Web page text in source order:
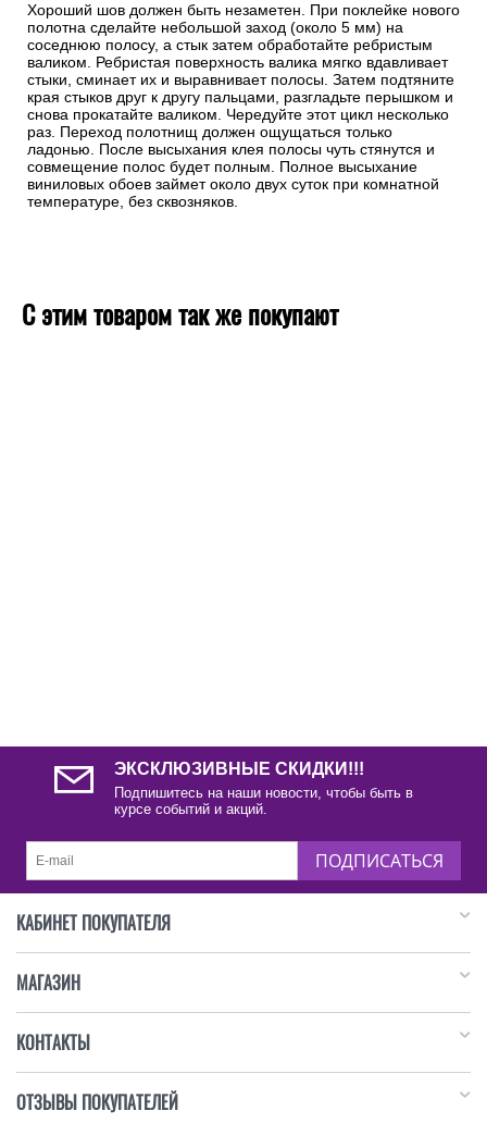
Хороший шов должен быть незаметен. При поклейке нового
полотна сделайте небольшой заход (около 5 мм) на
соседнюю полосу, а стык затем обработайте ребристым
валиком. Ребристая поверхность валика мягко вдавливает
стыки, сминает их и выравнивает полосы. Затем подтяните
края стыков друг к другу пальцами, разгладьте перышком и
снова прокатайте валиком. Чередуйте этот цикл несколько
раз. Переход полотнищ должен ощущаться только
ладонью. После высыхания клея полосы чуть стянутся и
совмещение полос будет полным. Полное высыхание
виниловых обоев займет около двух суток при комнатной
температуре, без сквозняков.
С этим товаром так же покупают
ЭКСКЛЮЗИВНЫЕ СКИДКИ!!!
Подпишитесь на наши новости, чтобы быть в
курсе событий и акций.
ПОДПИСАТЬСЯ
КАБИНЕТ ПОКУПАТЕЛЯ
МАГАЗИН
КОНТАКТЫ
ОТЗЫВЫ ПОКУПАТЕЛЕЙ